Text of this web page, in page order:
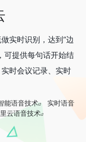
实时识别，达到“边
可提供每句话开始结
时会议记录、实时
能语音技术
实时语音
云语音技术